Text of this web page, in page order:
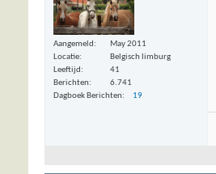
Aangemeld
May 2011
Locatie
Belgisch limburg
Leeftijd
41
Berichten
6.741
Dagboek Berichten
19